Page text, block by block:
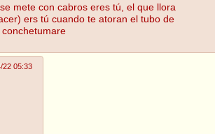
mete con cabros eres tú, el que llora
ers tú cuando te atoran el tubo de
22 05:33